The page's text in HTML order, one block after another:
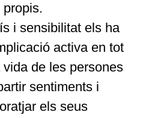
i sensibilitat els ha
activa en tot
de les persones
sentiments i
els seus